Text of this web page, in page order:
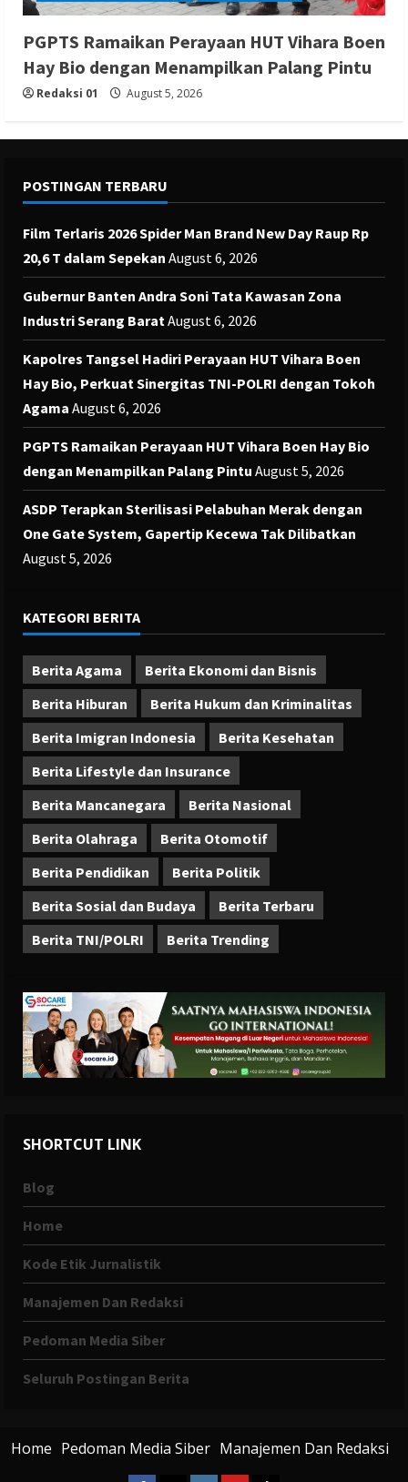
PGPTS Ramaikan Perayaan HUT Vihara Boen
Hay Bio dengan Menampilkan Palang Pintu
Redaksi 01 August 5, 2026
POSTINGAN TERBARU
Film Terlaris 2026 Spider Man Brand New Day Raup Rp
20,6 T dalam Sepekan August 6, 2026
Gubernur Banten Andra Soni Tata Kawasan Zona
Industri Serang BaratAugust 6, 2026
Kapolres Tangsel Hadiri Perayaan HUT Vihara Boen
Hay Bio, Perkuat Sinergitas TNI-POLRI dengan Tokoh
Agama August 6, 2026
PGPTS Ramaikan Perayaan HUT Vihara Boen Hay Bio
dengan Menampilkan Palang Pintu August 5, 2026
ASDP Terapkan Sterilisasi Pelabuhan Merak dengan
One Gate System, Gapertip Kecewa Tak Dilibatkan
August 5, 2026
KATEGORI BERITA
Berita Agama
Berita Ekonomi dan Bisnis
Berita Hiburan
Berita Hukum dan Kriminalitas
Berita Imigran Indonesia
Berita Kesehatan
Berita Lifestyle dan Insurance
Berita Mancanegara
Berita Nasional
Berita Olahraga
Berita Otomotif
Berita Pendidikan
Berita Politik
Berita Sosial dan Budaya
Berita Terbaru
Berita TNI/POLRI
Berita Trending
SHORTCUT LINK
Blog
Home
Kode Etik Jurnalistik
Manajemen Dan Redaksi
Pedoman Media Siber
Seluruh Postingan Berita
Home Pedoman Media Siber Manajemen Dan Redaksi